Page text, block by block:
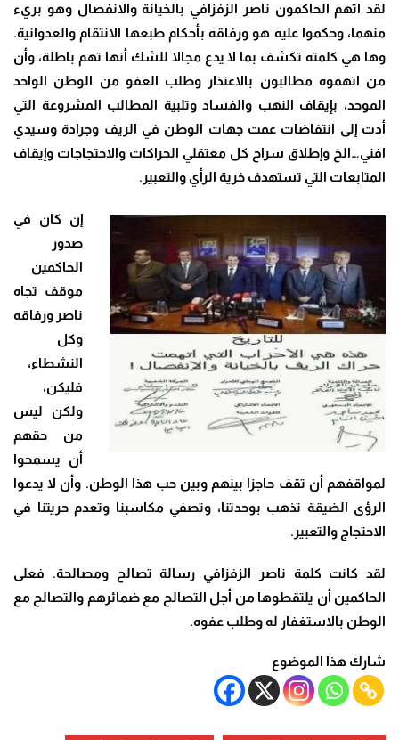
لقد اتهم الحاكمون ناصر الزفزافي بالخيانة والانفصال وهو بريء
منهما، وحكموا عليه هو ورفاقه بأحكام طبعها الانتقام والعدوانية.
وها هي كلمته تكشف بما لا يدع مجالا للشك أنها تهم باطلة، وأن
من اتهموه مطالبون بالاعتذار وطلب العفو من الوطن الواحد
الموحد، بإيقاف النهب والفساد وتلبية المطالب المشروعة التي
أدت إلى انتفاضات عمت جهات الوطن في الريف وجرادة وسيدي
افني…الخ وإطلاق سراح كل معتقلي الحراكات والاحتجاجات وإيقاف
المتابعات التي تستهدف خرية الرأي والتعبير .
إن كان في
صدور
الحاكمين
موقف تجاه
ناصر ورفاقه
وكل
النشطاء،
فليكن،
ولكن ليس
من حقهم
أن يسمحوا
لمواقفهم أن تقف حاجزا بينهم وبين حب هذا الوطن. وأن لا يدعوا
الرؤى الضيقة تذهب بوحدتنا، وتصفي مكاسبنا وتعدم حريتنا في
الاحتجاج والتعبير .
لقد كانت كلمة ناصر الزفزافي رسالة تصالح ومصالحة. فعلى
الحاكمين أن يلتقطوها من أجل التصالح مع ضمائرهم والتصالح مع
الوطن بالاستغفار له وطلب عفوه.
شارك هذا الموضوع